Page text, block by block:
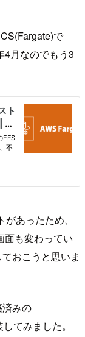
で
4月なのでもう3
あったため、
面も変わってい
おこうと思いま
みの
てみました。